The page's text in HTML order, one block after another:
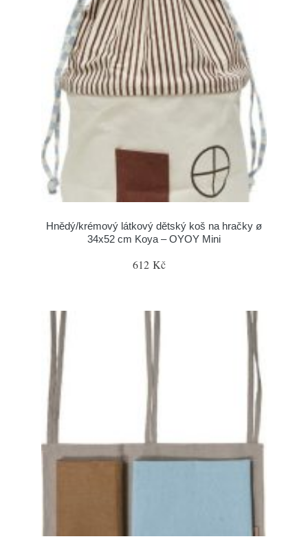
Hnědý/krémový látkový dětský koš na hračky ø
34x52 cm Koya – OYOY Mini
612 Kč